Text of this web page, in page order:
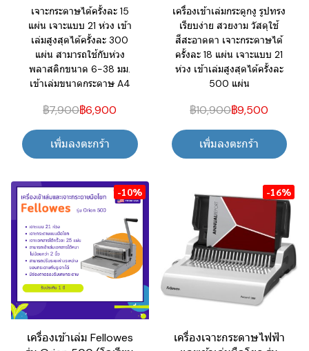
เจาะกระดาษได้ครั้งละ 15
แผ่น เจาะแบบ 21 ห่วง เข้า
เล่มสูงสุดได้ครั้งละ 300
แผ่น สามารถใช้กับห่วง
พลาสติกขนาด 6-38 มม.
เข้าเล่มขนาดกระดาษ A4
฿7,900฿6,900
เพิ่มลงตะกร้า
เครื่องเข้าเล่มกระดูกงู รูปทรง
เรียบง่าย สวยงาม วัสดุใช้
สีสะอาดตา เจาะกระดาษได้
ครั้งละ 18 แผ่น เจาะแบบ 21
ห่วง เข้าเล่มสูงสุดได้ครั้งละ
500 แผ่น
฿10,900฿9,500
เพิ่มลงตะกร้า
-10%
เครื่องเข้าเล่ม Fellowes
-16%
เครื่องเจาะกระดาษไฟฟ้า